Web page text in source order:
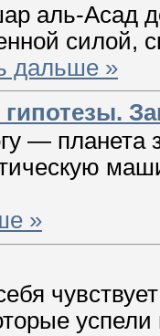
аль-Асад
силой,
дальше »
— планета
»